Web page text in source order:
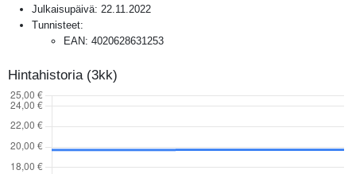
Julkaisupäivä: 22.11.2022
Tunnisteet:
EAN: 4020628631253
Hintahistoria (3kk)